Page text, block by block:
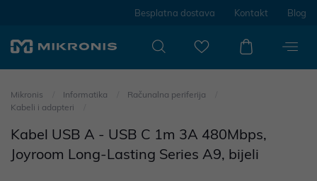
Besplatna dostava Kontakt Blog
Mikronis Informatika
Računalna periferija
Kabeli i adapteri
Kabel USB A - USB C 1m 3A 480Mbps,
Joyroom Long-Lasting Series A9, bijeli